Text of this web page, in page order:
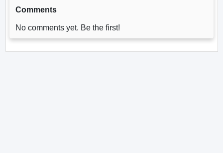
Comments
No comments yet. Be the first!